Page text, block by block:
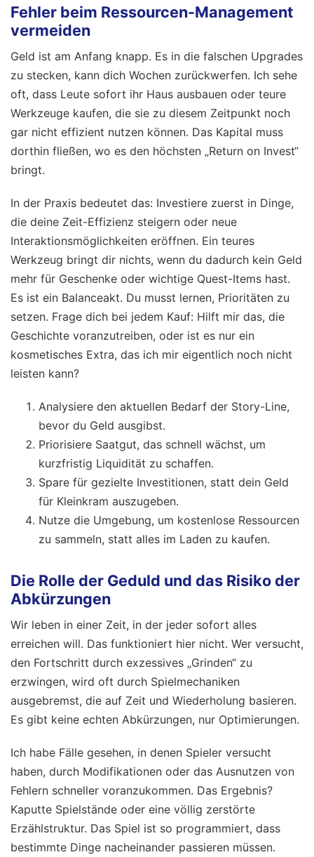
Fehler beim Ressourcen-Management
vermeiden
Geld ist am Anfang knapp. Es in die falschen Upgrades
zu stecken, kann dich Wochen zurückwerfen. Ich sehe
oft, dass Leute sofort ihr Haus ausbauen oder teure
Werkzeuge kaufen, die sie zu diesem Zeitpunkt noch
gar nicht effizient nutzen können. Das Kapital muss
dorthin fließen, wo es den höchsten „Return on Invest“
bringt.
In der Praxis bedeutet das: Investiere zuerst in Dinge,
die deine Zeit-Effizienz steigern oder neue
Interaktionsmöglichkeiten eröffnen. Ein teures
Werkzeug bringt dir nichts, wenn du dadurch kein Geld
mehr für Geschenke oder wichtige Quest-Items hast.
Es ist ein Balanceakt. Du musst lernen, Prioritäten zu
setzen. Frage dich bei jedem Kauf: Hilft mir das, die
Geschichte voranzutreiben, oder ist es nur ein
kosmetisches Extra, das ich mir eigentlich noch nicht
leisten kann?
Analysiere den aktuellen Bedarf der Story-Line,
bevor du Geld ausgibst.
Priorisiere Saatgut, das schnell wächst, um
kurzfristig Liquidität zu schaffen.
Spare für gezielte Investitionen, statt dein Geld
für Kleinkram auszugeben.
Nutze die Umgebung, um kostenlose Ressourcen
zu sammeln, statt alles im Laden zu kaufen.
Die Rolle der Geduld und das Risiko der
Abkürzungen
Wir leben in einer Zeit, in der jeder sofort alles
erreichen will. Das funktioniert hier nicht. Wer versucht,
den Fortschritt durch exzessives „Grinden“ zu
erzwingen, wird oft durch Spielmechaniken
ausgebremst, die auf Zeit und Wiederholung basieren.
Es gibt keine echten Abkürzungen, nur Optimierungen.
Ich habe Fälle gesehen, in denen Spieler versucht
haben, durch Modifikationen oder das Ausnutzen von
Fehlern schneller voranzukommen. Das Ergebnis?
Kaputte Spielstände oder eine völlig zerstörte
Erzählstruktur. Das Spiel ist so programmiert, dass
bestimmte Dinge nacheinander passieren müssen.